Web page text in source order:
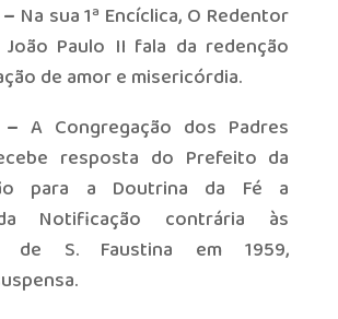
Na sua 1ª Encíclica, O Redentor
Paulo II fala da redenção
de amor e misericórdia.
– A Congregação dos Padres
resposta do Prefeito da
para a Doutrina da Fé a
Notificação contrária às
de S. Faustina em 1959,